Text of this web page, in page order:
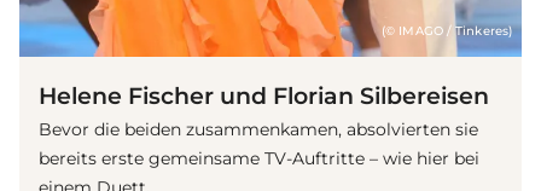
(© IMAGO / Tinkeres)
Helene Fischer und Florian Silbereisen
Bevor die beiden zusammenkamen, absolvierten sie
bereits erste gemeinsame TV-Auftritte – wie hier bei